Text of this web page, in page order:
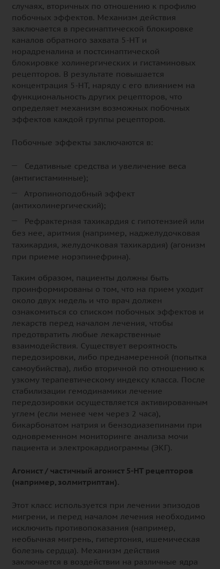
случаях, вторичных по отношению к профилю
побочных эффектов. Механизм действия
заключается в пресинаптической блокировке
каналов обратного захвата 5-НТ и
норадреналина и постсинаптической
блокировке холинергических и гистаминовых
рецепторов. В результате повышается
концентрация 5-НТ, наряду с его влиянием на
функциональность других рецепторов, что
определяет механизм возможных побочных
эффектов каждой группы рецепторов.
Побочные эффекты заключаются в:
Седативные средства и увеличение веса
(антигистаминные);
Атропиноподобный эффект
(антихолинергический);
Рефрактерная тахикардия с гипотензией или
без нее, аритмия (например, наджелудочковая
тахикардия, желудочковая тахикардия) (агонизм
при приеме норэпинефрина).
Таким образом, пациенты должны быть
проинформированы о том, что на прием уходит
около двух недель и что врач должен
ознакомиться со списком побочных эффектов и
лекарств перед началом лечения, чтобы
предотвратить любые лекарственные
взаимодействия. Существует вероятность
передозировки, либо преднамеренной (попытка
самоубийства), либо вторичной по отношению к
узкому терапевтическому индексу класса. После
стабилизации гемодинамики лечение
передозировки осуществляется активированным
углем (если менее чем через 2 часа),
бикарбонатом натрия и бензодиазепинами при
одновременном мониторинге анализа мочи
пациента и электрокардиограммы (ЭКГ).
Агонист / частичный агонист 5-НТ рецепторов
(например, золмитриптан).
Этот класс используется при лечении эпизодов
мигрени, и перед началом лечения необходимо
исключить противопоказания (например,
необычная мигрень, гипертония, ишемическая
болезнь сердца). Механизм действия
заключается в воздействии на различные ядра